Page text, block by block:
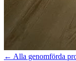
← Alla genomförda